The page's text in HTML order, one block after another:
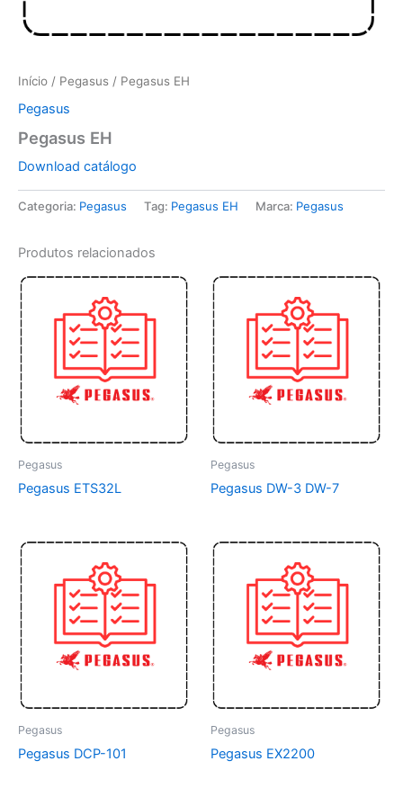
Início / Pegasus / Pegasus EH
Pegasus
Pegasus EH
Download catálogo
Categoria: Pegasus Tag: Pegasus EH Marca: Pegasus
Produtos relacionados
Pegasus
Pegasus ETS32L
Pegasus
Pegasus DW-3 DW-7
Pegasus
Pegasus DCP-101
Pegasus
Pegasus EX2200